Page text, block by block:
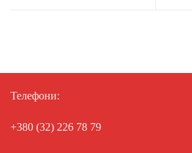
Телефони:
+380 (32) 226 78 79